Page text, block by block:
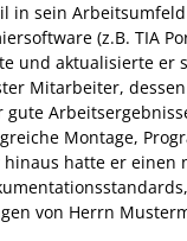
in sein
(z.B. TIA
und aktualisierte er
Mitarbeiter,
gute
Montage,
hatte er einen
von Herrn